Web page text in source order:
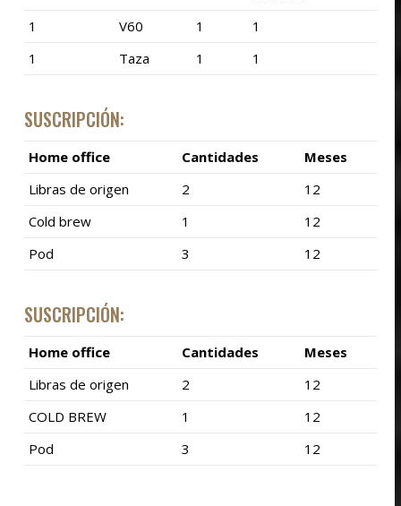
1
V60 1
1
1
Taza 1 1
SUSCRIPCIÓN:
Home office Cantidades
Meses
Libras de origen
2
12
Cold brew
1
12
Pod
3 12
SUSCRIPCIÓN:
Home office Cantidades
Meses
Libras de origen
2
12
COLD BREW
1
12
Pod
3 12